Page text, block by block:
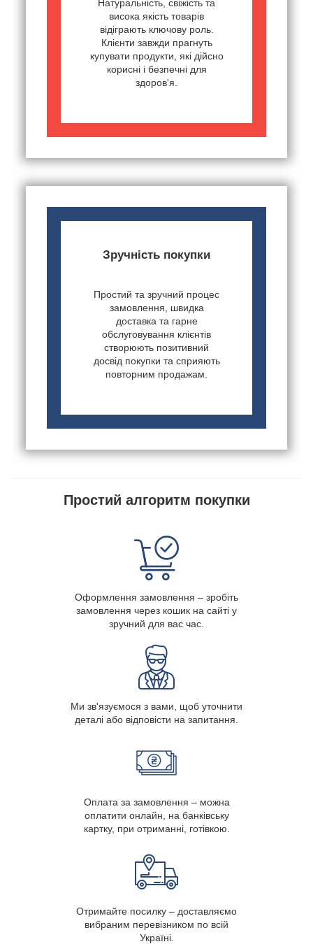
Натуральність, свіжість та
висока якість товарів
відіграють ключову роль.
Клієнти завжди прагнуть
купувати продукти, які дійсно
корисні і безпечні для
здоров'я.
Зручність покупки
Простий та зручний процес
замовлення, швидка
доставка та гарне
обслуговування клієнтів
створюють позитивний
досвід покупки та сприяють
повторним продажам.
Простий алгоритм покупки
Оформлення замовлення – зробіть
замовлення через кошик на сайті у
зручний для вас час.
Ми зв'язуємося з вами, щоб уточнити
деталі або відповісти на запитання.
Оплата за замовлення – можна
оплатити онлайн, на банківську
картку, при отриманні, готівкою.
Отримайте посилку – доставляємо
вибраним перевізником по всій
Україні.